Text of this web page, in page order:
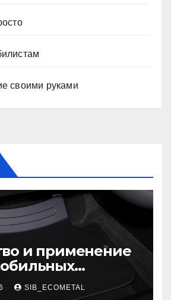
своими руками
и применение
SIB_ECOMETAL